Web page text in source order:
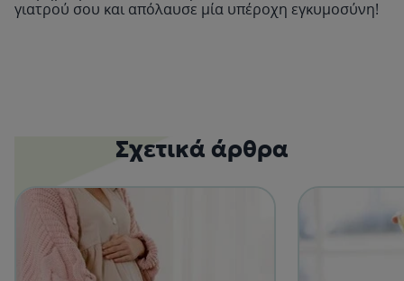
γιατρού σου και απόλαυσε μία υπέροχη εγκυμοσύνη!
Σχετικά άρθρα